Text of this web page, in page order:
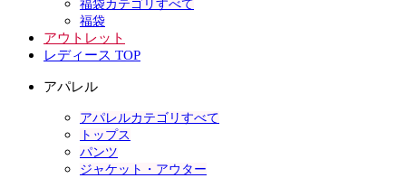
福袋カテゴリすべて
福袋
アウトレット
レディース TOP
アパレル
アパレルカテゴリすべて
トップス
パンツ
ジャケット・アウター